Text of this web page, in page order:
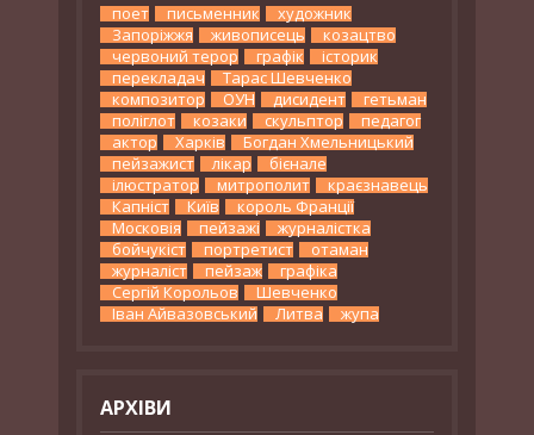
поет письменник
художник
Запоріжжя
живописець
козацтво
червоний терор
графік
історик
перекладач
Тарас Шевченко
композитор
ОУН дисидент
гетьман
поліглот
козаки скульптор
педагог
актор
Харків
Богдан Хмельницький
пейзажист
лікар
бієнале
ілюстратор
митрополит
краєзнавець
Капніст
Київ
король Франції
Московія
пейзажі
журналістка
бойчукіст
портретист
отаман
журналіст
пейзаж
графіка
Сергій Корольов
Шевченко
Іван Айвазовський
Литва жупа
АРХІВИ